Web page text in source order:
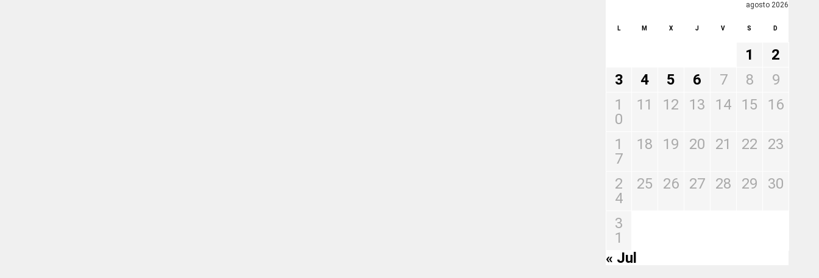
agosto 2026
L M X J V S D
1
2
3
4 5 6 7 8
9
1
0
11 12 13 14 15 16
1
7
18 19 20 21 22 23
2
4
25 26 27 28 29 30
3
1
« Jul